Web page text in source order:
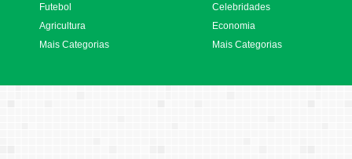
Futebol
Agricultura
Mais Categorias
Celebridades
Economia
Mais Categorias